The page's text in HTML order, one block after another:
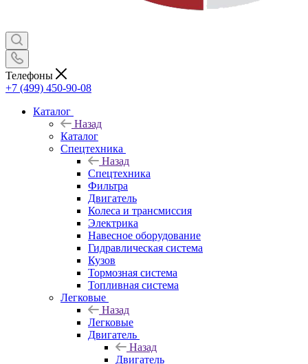
Телефоны
+7 (499) 450-90-08
Каталог
Назад
Каталог
Спецтехника
Назад
Спецтехника
Фильтра
Двигатель
Колеса и трансмиссия
Электрика
Навесное оборудование
Гидравлическая система
Кузов
Тормозная система
Топливная система
Легковые
Назад
Легковые
Двигатель
Назад
Двигатель